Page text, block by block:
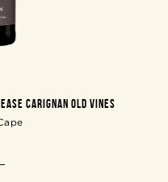
CARIGNAN OLD VINES